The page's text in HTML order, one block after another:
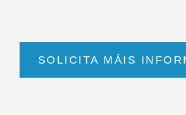
SOLICITA MÁIS